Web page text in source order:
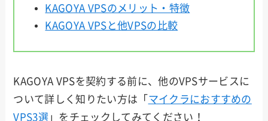
KAGOYA VPSのメリット・特徴
KAGOYA VPSと他VPSの比較
KAGOYA VPSを契約する前に、他のVPSサービスに
ついて詳しく知りたい方は「 マイクラにおすすめの
VPS3選 」をチェックしてみてください！